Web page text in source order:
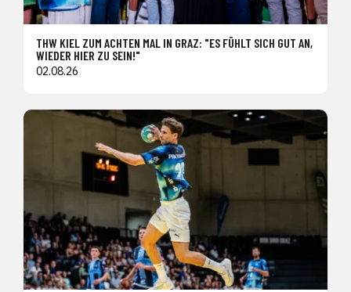
THW KIEL ZUM ACHTEN MAL IN GRAZ: "ES FÜHLT SICH GUT AN,
WIEDER HIER ZU SEIN!"
02.08.26